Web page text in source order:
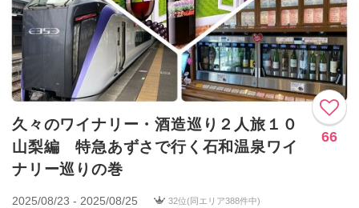
久々のワイナリー・酒造巡り２人旅１０
山梨編 特急あずさで行く石和温泉ワイ
ナリー巡りの巻
66
2025/08/23 - 2025/08/25 32位(同エリア388件中)